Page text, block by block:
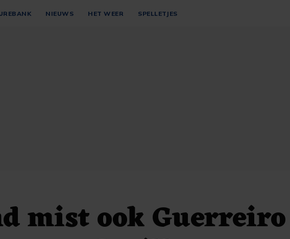
NIEUWS HET WEER SPELLETJES
mist ook Guerreiro